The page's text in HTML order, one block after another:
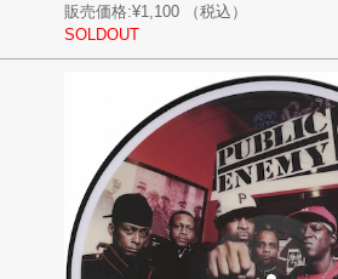
販売価格:¥1,100
（税込）
SOLDOUT